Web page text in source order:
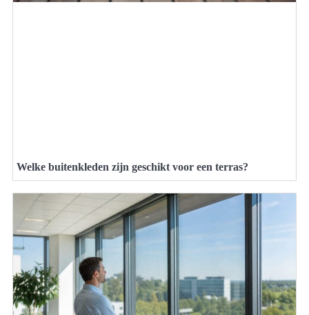
Welke buitenkleden zijn geschikt voor een terras?